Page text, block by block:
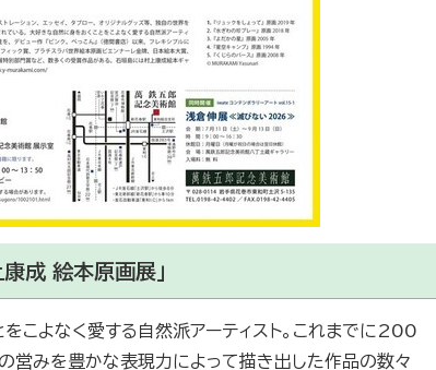
成 絵本原画展」
こよなく愛する自然派アーティスト。これまでに200
営みを豊かな表現力によって描き出した作品の数々